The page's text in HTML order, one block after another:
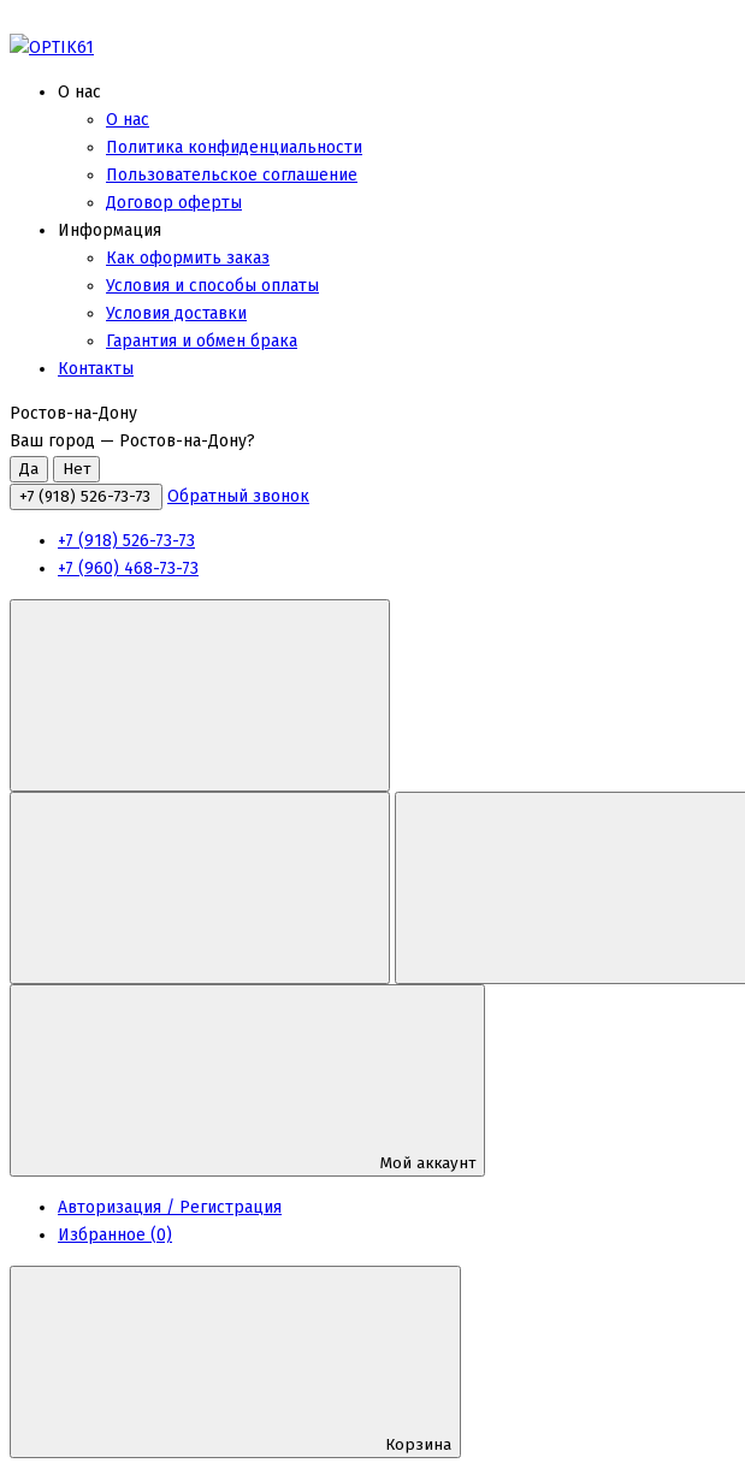
О нас
О нас
Политика конфиденциальности
Пользовательское соглашение
Договор оферты
Информация
Как оформить заказ
Условия и способы оплаты
Условия доставки
Гарантия и обмен брака
Контакты
Ростов-на-Дону
Ваш город — Ростов-на-Дону?
+7 (918) 526-73-73 Обратный звонок
+7 (918) 526-73-73
+7 (960) 468-73-73
Мой аккаунт
Авторизация / Регистрация
Избранное (0)
Корзина